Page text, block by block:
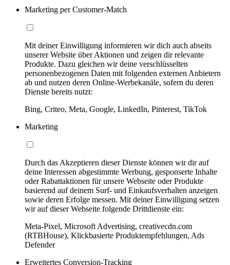
Marketing per Customer-Match
Mit deiner Einwilligung informieren wir dich auch abseits
unserer Website über Aktionen und zeigen dir relevante
Produkte. Dazu gleichen wir deine verschlüsselten
personenbezogenen Daten mit folgenden externen Anbietern
ab und nutzen deren Online-Werbekanäle, sofern du deren
Dienste bereits nutzt:
Bing, Criteo, Meta, Google, LinkedIn, Pinterest, TikTok
Marketing
Durch das Akzeptieren dieser Dienste können wir dir auf
deine Interessen abgestimmte Werbung, gesponserte Inhalte
oder Rabattaktionen für unsere Webseite oder Produkte
basierend auf deinem Surf- und Einkaufsverhalten anzeigen
sowie deren Erfolge messen. Mit deiner Einwilligung setzen
wir auf dieser Webseite folgende Drittdienste ein:
Meta-Pixel, Microsoft Advertising, creativecdn.com
(RTBHouse), Klickbasierte Produktempfehlungen, Ads
Defender
Erweitertes Conversion-Tracking